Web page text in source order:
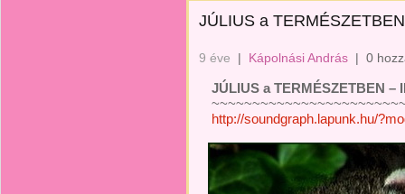
JÚLIUS a
9 éve | Kápolnási András | 0
JÚLIUS a TERMÉSZETBEN –
http://soundgraph.lapunk.hu/